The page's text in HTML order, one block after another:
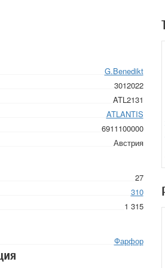
G.Benedikt
3012022
ATL2131
ATLANTIS
6911100000
Австрия
27
310
1 315
Фарфор